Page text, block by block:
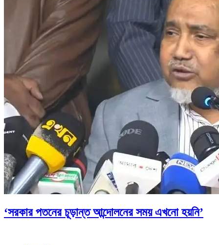
‘সরকার পতনের চূড়ান্ত আন্দোলনের সময় এখনো হয়নি’